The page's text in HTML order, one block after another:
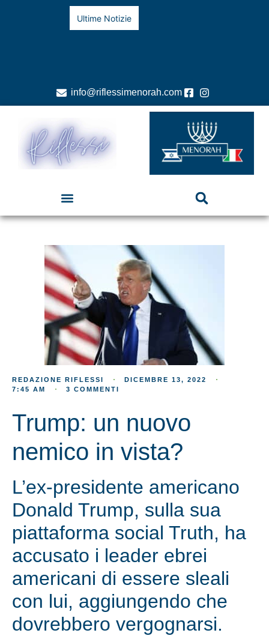
Ultime Notizie
info@riflessimenorah.com
REDAZIONE RIFLESSI
DICEMBRE 13, 2022
7:45 AM
3 COMMENTI
Trump: un nuovo
nemico in vista?
L’ex-presidente americano
Donald Trump, sulla sua
piattaforma social Truth, ha
accusato i leader ebrei
americani di essere sleali
con lui, aggiungendo che
dovrebbero vergognarsi.